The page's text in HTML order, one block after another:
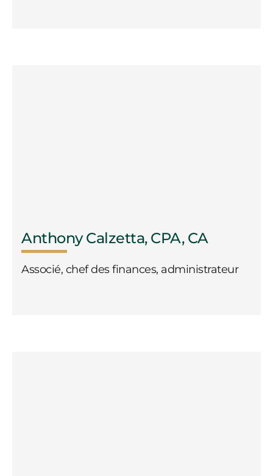
Anthony Calzetta, CPA, CA
Associé, chef des finances, administrateur